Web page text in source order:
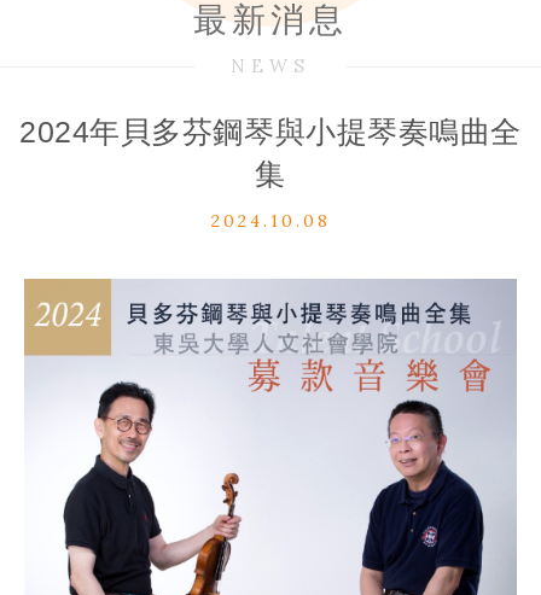
最新消息
NEWS
2024年貝多芬鋼琴與小提琴奏鳴曲全
集
2024.10.08